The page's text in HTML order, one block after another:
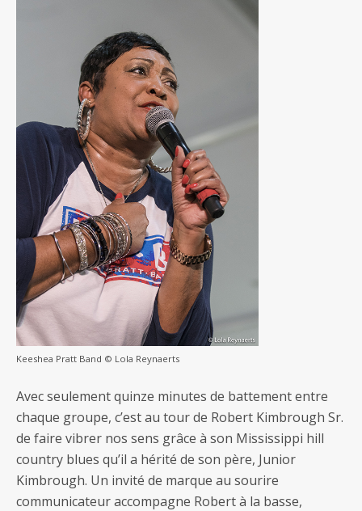
Keeshea Pratt Band © Lola Reynaerts
Avec seulement quinze minutes de battement entre
chaque groupe, c’est au tour de Robert Kimbrough Sr.
de faire vibrer nos sens grâce à son Mississippi hill
country blues qu’il a hérité de son père, Junior
Kimbrough. Un invité de marque au sourire
communicateur accompagne Robert à la basse,